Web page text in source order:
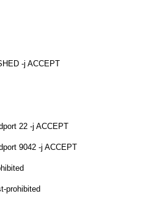
-j ACCEPT
22 -j ACCEPT
9042 -j ACCEPT
prohibited